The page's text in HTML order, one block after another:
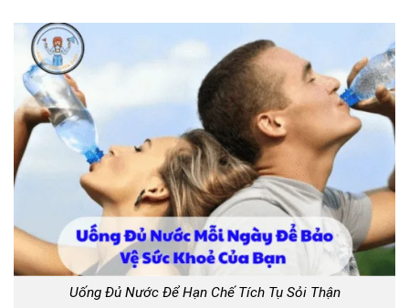
Uống Đủ Nước Để Hạn Chế Tích Tụ Sỏi Thận